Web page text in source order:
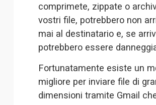
comprimete, zippate o
vostri file, potrebbero non
mai al destinatario e, se
potrebbero essere
Fortunatamente esiste un
migliore per inviare file di
dimensioni tramite Gmail